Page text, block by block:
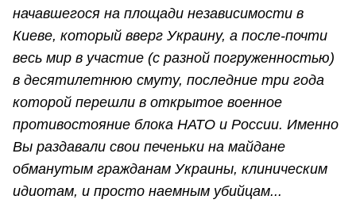
начавшегося на площади независимости в
Киеве, который вверг Украину, а после-почти
весь мир в участие (с разной погруженностью)
в десятилетнюю смуту, последние три года
которой перешли в открытое военное
противостояние блока НАТО и России. Именно
Вы раздавали свои печеньки на майдане
обманутым гражданам Украины, клиническим
идиотам, и просто наемным убийцам...